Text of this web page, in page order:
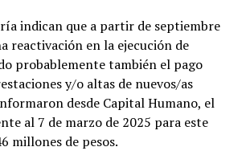
indican que a partir de septiembre
reactivación en la ejecución de
probablemente también el pago
y/o altas de nuevos/as
desde Capital Humano, el
al 7 de marzo de 2025 para este
millones de pesos.